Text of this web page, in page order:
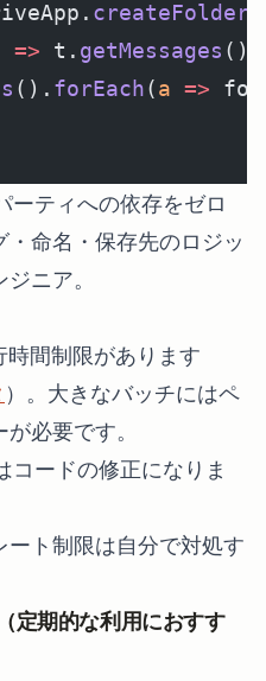
createFolder
=> t. getMessages ().
(). forEach(a =>
ーティへの依存をゼロ
命名・保存先のロジッ
ニア。
時間制限があります
）。大きなバッチにはペ
必要です。
コードの修正になりま
ト制限は自分で対処す
定期的な利用におすす